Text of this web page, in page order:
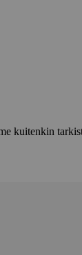
kuitenkin